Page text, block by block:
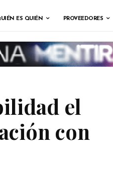
ES QUIÉN PROVEEDORES
el
con